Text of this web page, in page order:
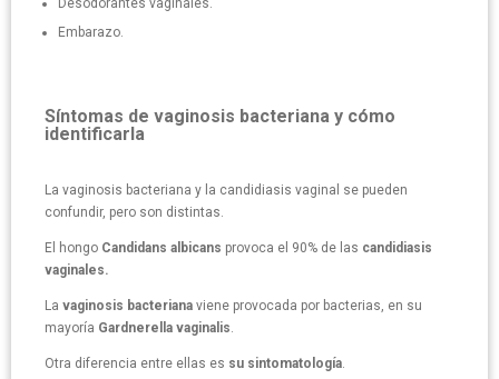
Desodorantes vaginales.
Embarazo.
Síntomas de vaginosis bacteriana y cómo
identificarla
La vaginosis bacteriana y la candidiasis vaginal se pueden
confundir, pero son distintas.
El hongo Candidans albicans provoca el 90% de las candidiasis
vaginales.
La vaginosis bacteriana viene provocada por bacterias, en su
mayoría Gardnerella vaginalis.
Otra diferencia entre ellas es su sintomatología.